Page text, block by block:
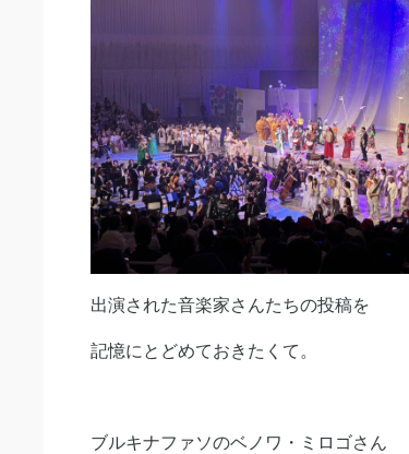
出演された音楽家さんたちの投稿を
記憶にとどめておきたくて。
ブルキナファソのベノワ・ミロゴさん